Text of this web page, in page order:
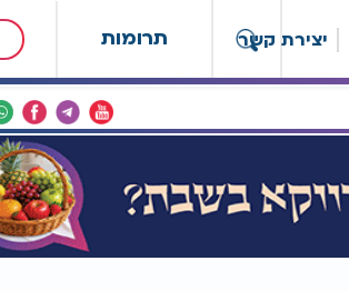
תרומות יצירת קשר